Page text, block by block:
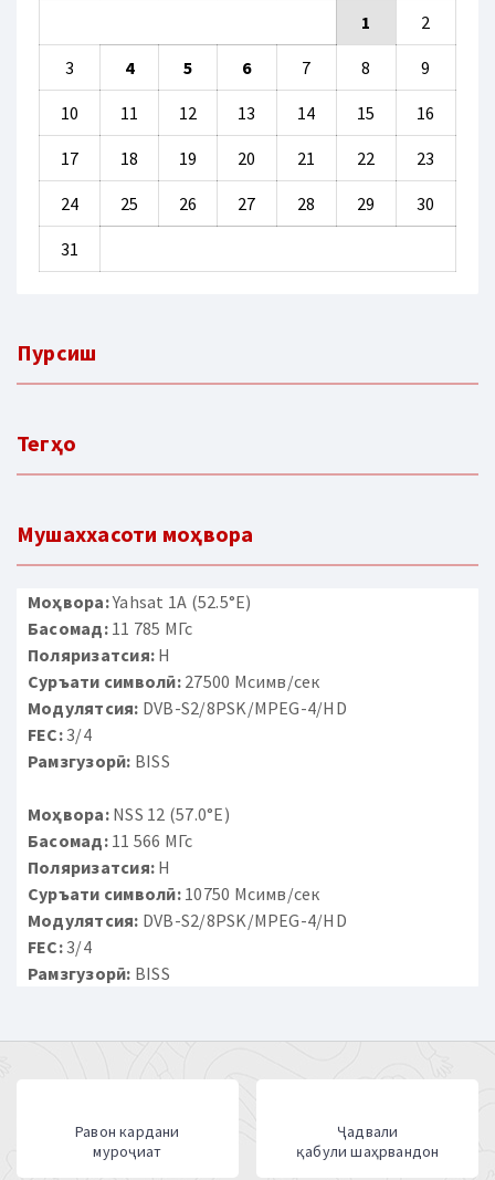
1
2
3 4 5 6 7 8 9
10 11 12 13 14 15 16
17 18 19 20 21 22 23
24 25 26 27 28 29 30
31
Пурсиш
Тегҳо
Мушаххасоти моҳвора
Моҳвора:Yahsat 1A (52.5°E)
Басомад:11 785 МГс
Поляризатсия: H
Суръати символӣ:27500 Мсимв/сек
Модулятсия: DVB-S2/8PSK/MPEG-4/HD
FEC:3/4
Рамзгузорӣ: BISS
Моҳвора:NSS 12 (57.0°E)
Басомад:11 566 МГс
Поляризатсия: H
Суръати символӣ:10750 Мсимв/сек
Модулятсия: DVB-S2/8PSK/MPEG-4/HD
FEC:3/4
Рамзгузорӣ: BISS
Равон кардани
муроҷиат
Ҷадвали
қабули шаҳрвандон